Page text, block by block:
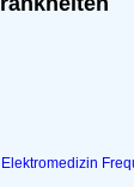
Elektromedizin